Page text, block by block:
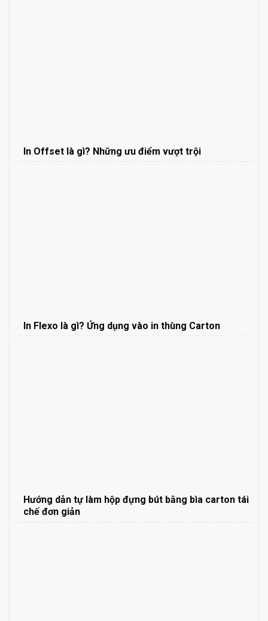
In Offset là gì? Những ưu điểm vượt trội
In Flexo là gì? Ứng dụng vào in thùng Carton
Hướng dẫn tự làm hộp đựng bút bằng bìa carton tái
chế đơn giản